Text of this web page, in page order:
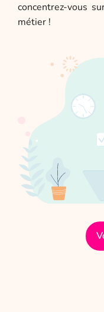
concentrez-vous
métier !